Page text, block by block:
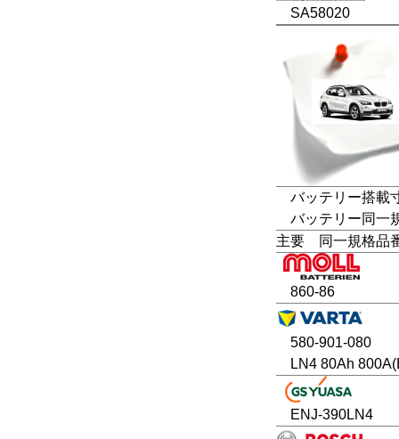
SA58020
バッテリー搭載
バッテリー同一
主要 同一規格品
860-86
580-901-080
LN4 80Ah
ENJ-390LN4